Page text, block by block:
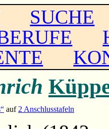
SUCHE
auf 2 Anschlusstafeln